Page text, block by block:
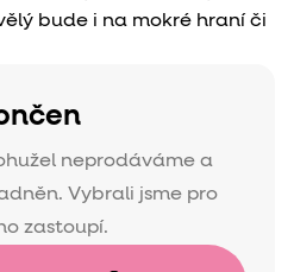
bude i na mokré hraní či
Skvěle poslouží k různým
neprodáváme a
Vybrali jsme pro
zastoupí.